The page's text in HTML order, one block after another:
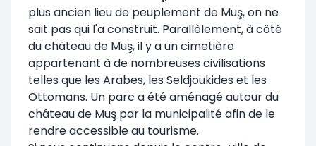
plus ancien lieu de peuplement de Muş, on ne
sait pas qui l'a construit. Parallèlement, à côté
du château de Muş, il y a un cimetière
appartenant à de nombreuses civilisations
telles que les Arabes, les Seldjoukides et les
Ottomans. Un parc a été aménagé autour du
château de Muş par la municipalité afin de le
rendre accessible au tourisme.